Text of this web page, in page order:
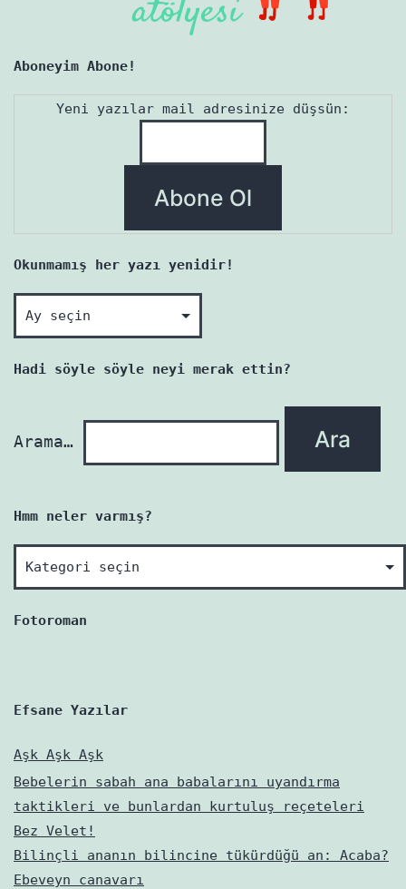
Aboneyim Abone!
Yeni yazılar mail adresinize düşsün:
Okunmamış her yazı yenidir!
Okunmamış
her
yazı
Hadi söyle söyle neyi merak ettin?
Arama…
Hmm neler varmış?
Hmm
neler
varmış?
Fotoroman
Efsane Yazılar
Aşk Aşk Aşk
Bebelerin sabah ana babalarını uyandırma
taktikleri ve bunlardan kurtuluş reçeteleri
Bez Velet!
Bilinçli ananın bilincine tükürdüğü an: Acaba?
Ebeveyn canavarı